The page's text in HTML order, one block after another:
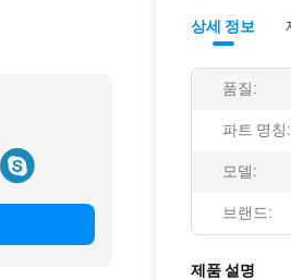
상세 정보
품질:
파트 명칭:
모델:
브랜드:
제품 설명